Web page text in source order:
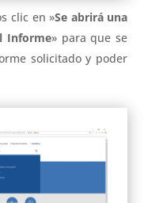
clic en »Se abrirá una
Informe» para que se
solicitado y poder